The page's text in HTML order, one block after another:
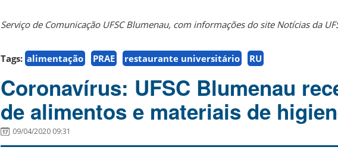
Serviço de Comunicação UFSC Blumenau, com informações do site Notícias da
Tags: alimentação PRAE restaurante universitário RU
Coronavírus: UFSC Blumenau
de alimentos e materiais de
09/04/2020 09:31